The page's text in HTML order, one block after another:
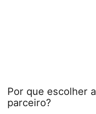
Por que escolher a
parceiro?